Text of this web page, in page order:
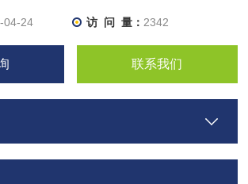
04-24 访 问 量： 2342
联系我们